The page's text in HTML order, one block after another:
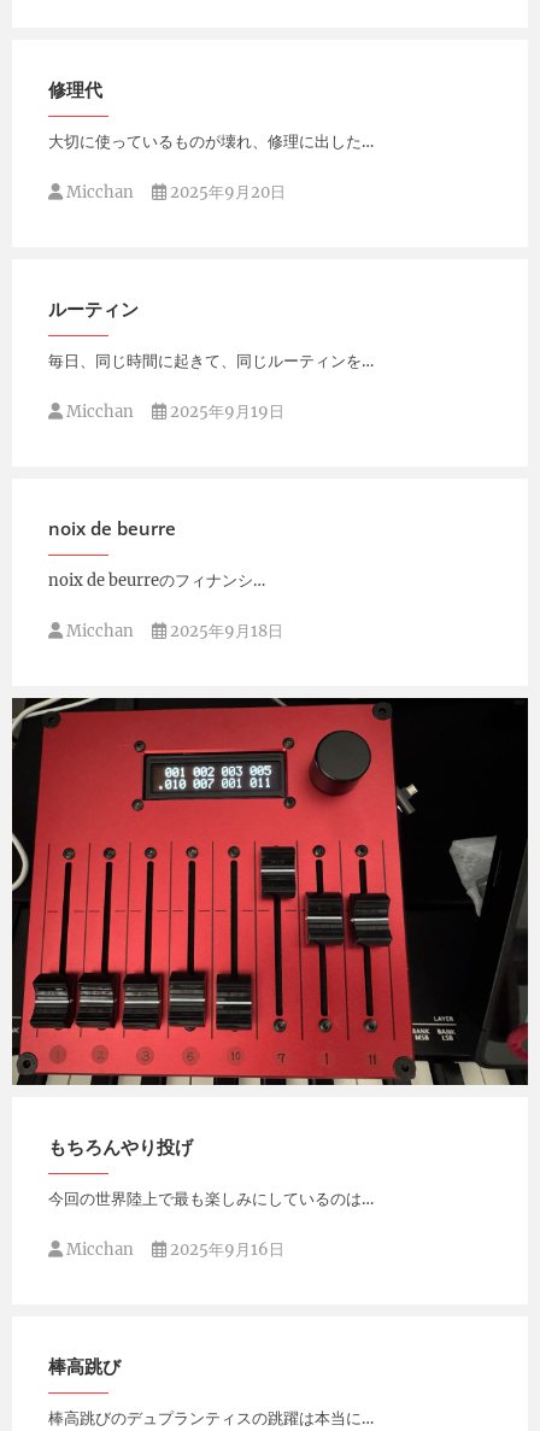
修理代
大切に使っているものが壊れ、修理に出した…
Micchan 2025年9月20日
ルーティン
毎日、同じ時間に起きて、同じルーティンを…
Micchan 2025年9月19日
noix de beurre
noix de beurreのフィナンシ…
Micchan 2025年9月18日
もちろんやり投げ
今回の世界陸上で最も楽しみにしているのは…
Micchan 2025年9月16日
棒高跳び
棒高跳びのデュプランティスの跳躍は本当に…